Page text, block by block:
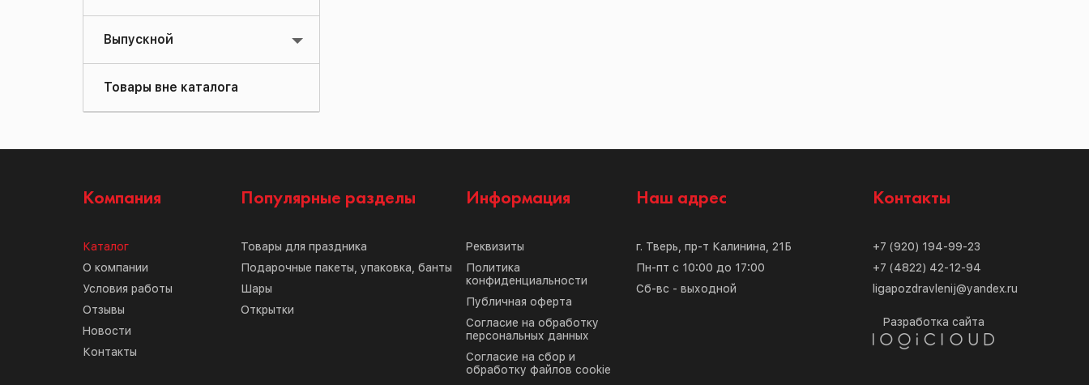
Выпускной
Товары вне каталога
Компания
Каталог
О компании
Условия работы
Отзывы
Новости
Контакты
Популярные разделы
Товары для праздника
Подарочные пакеты, упаковка, банты
Шары
Открытки
Информация
Реквизиты
Политика
конфиденциальности
Публичная оферта
Согласие на обработку
персональных данных
Согласие на сбор и
обработку файлов cookie
Наш адрес
г. Тверь, пр-т Калинина, 21Б
Пн-пт с 10:00 до 17:00
Сб-вс - выходной
Контакты
+7 (920) 194-99-23
+7 (4822) 42-12-94
ligapozdravlenij@yandex.ru
Разработка сайта